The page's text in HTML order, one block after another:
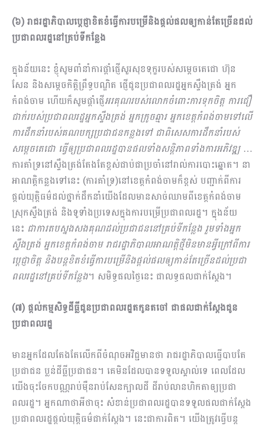
(៦) រាជរដ្ឋាភិបាលប្ដេជ្ញាខិតខំធ្វើការបម្រើនិងផ្ដល់ផលឲ្យកាន់តែច្រើនដល់
ប្រជាពលរដ្ឋនៅគ្រប់ទីកន្លែង
ក្នុងន័យនេះ ខ្ញុំសូមពាំនាំការផ្ដាំផ្ញើសួរសុខទុក្ខរបស់សម្ដេចតេជោ ហ៊ុន
សែន និងសម្ដេចកិត្តិព្រឹទ្ធបណ្ឌិត​ ផ្ញើជូនប្រជាពលរដ្ឋអ្នកស្ទឹងត្រង់ អ្នក
កំពង់ចាម​ ហើយក៏សូមផ្ដាំផ្ញើអរគុណរបស់លោកចំពោះការទុកចិត្ត ការជឿ
ជាក់របស់ប្រជាពលរដ្ឋអ្នកស្ទឹងត្រង់ អ្នកក្រូចឆ្មារ អ្នកខេត្តកំពង់ចាមទៅលើ
ការដឹកនាំរបស់គណបក្សប្រជាជនកន្លងទៅ ជាពិសេសការដឹកនាំរបស់
សម្ដេចតេជោ ធ្វើឲ្យប្រជាពលរដ្ឋបានផលទាំងសន្តិភាពទាំងការអភិវឌ្ឍ…
ការគាំទ្រនៅស្ទឹងត្រង់តែងតែខ្ពស់ជាប់ជាប្រចាំនៅរាល់ការបោះឆ្នោត។ នា
អាណត្តិកន្លងទៅនេះ (ការគាំទ្រ)នៅខេត្ត​កំពង់ចាមក៏ខ្ពស់ បញ្ជាក់ពីការ
ផ្ដល់យុត្តិធម៌ដល់ថ្នាក់ដឹកនាំយើងដែលមានសាច់ឈាមពីខេត្តកំពង់ចាម
ស្រុកស្ទឹងត្រង់ និងទូទាំងប្រទេស​ក្នុងការបម្រើប្រជាពលរដ្ឋ។ ក្នុងន័យ
នេះ ជាការតបស្នងសងគុណដល់ប្រជាជននៅគ្រប់ទីកន្លែង រួមទាំងអ្នក
ស្ទឹងត្រង់ អ្នកខេត្តកំពង់ចាម រាជរដ្ឋាភិបាលអាណត្តិថ្មីមិនមានអ្វីក្រៅពីការ
ប្ដេជ្ញាចិត្ត និងបន្តខិតខំធ្វើការបម្រើនិងផ្ដល់ផលឲ្យកាន់តែច្រើនដល់ប្រជា
ពលរដ្ឋនៅគ្រប់ទីកន្លែង។ សមិទ្ធផលថ្ងៃនេះ ជាលទ្ធផលជាក់ស្ដែង។
(៧) ផ្តល់កម្មសិទ្ធដីធ្លីជូនប្រជាពលរដ្ឋតកូនតចៅ ជាផលជាក់ស្ដែងជូន
ប្រជាពលរដ្ឋ
មានអ្នកដែលតែងតែលើកពីចំណុចអវិជ្ជមានថា រាជរដ្ឋាភិបាលធ្វើបាបតែ
ប្រជាជន ប្លន់ដីធ្លីប្រជាជន។ គេមិនដែលបានទទួលស្គាល់ទេ ពេលដែល
យើងចុះចែកបណ្ណរាប់ម៉ឺនរាប់សែនក្បាលដី ដីរាប់លានហិកតាឲ្យប្រជា
ពលរដ្ឋ។ អ្នកណាថាអីថាចុះ សំខាន់ប្រជាពលរដ្ឋបានទទួលផលជាក់ស្ដែង
ប្រជាពលរដ្ឋផ្ដល់យុត្តិធម៌ជាក់ស្ដែង។ នេះជាការពិត។ យើងត្រូវធ្វើបន្ត